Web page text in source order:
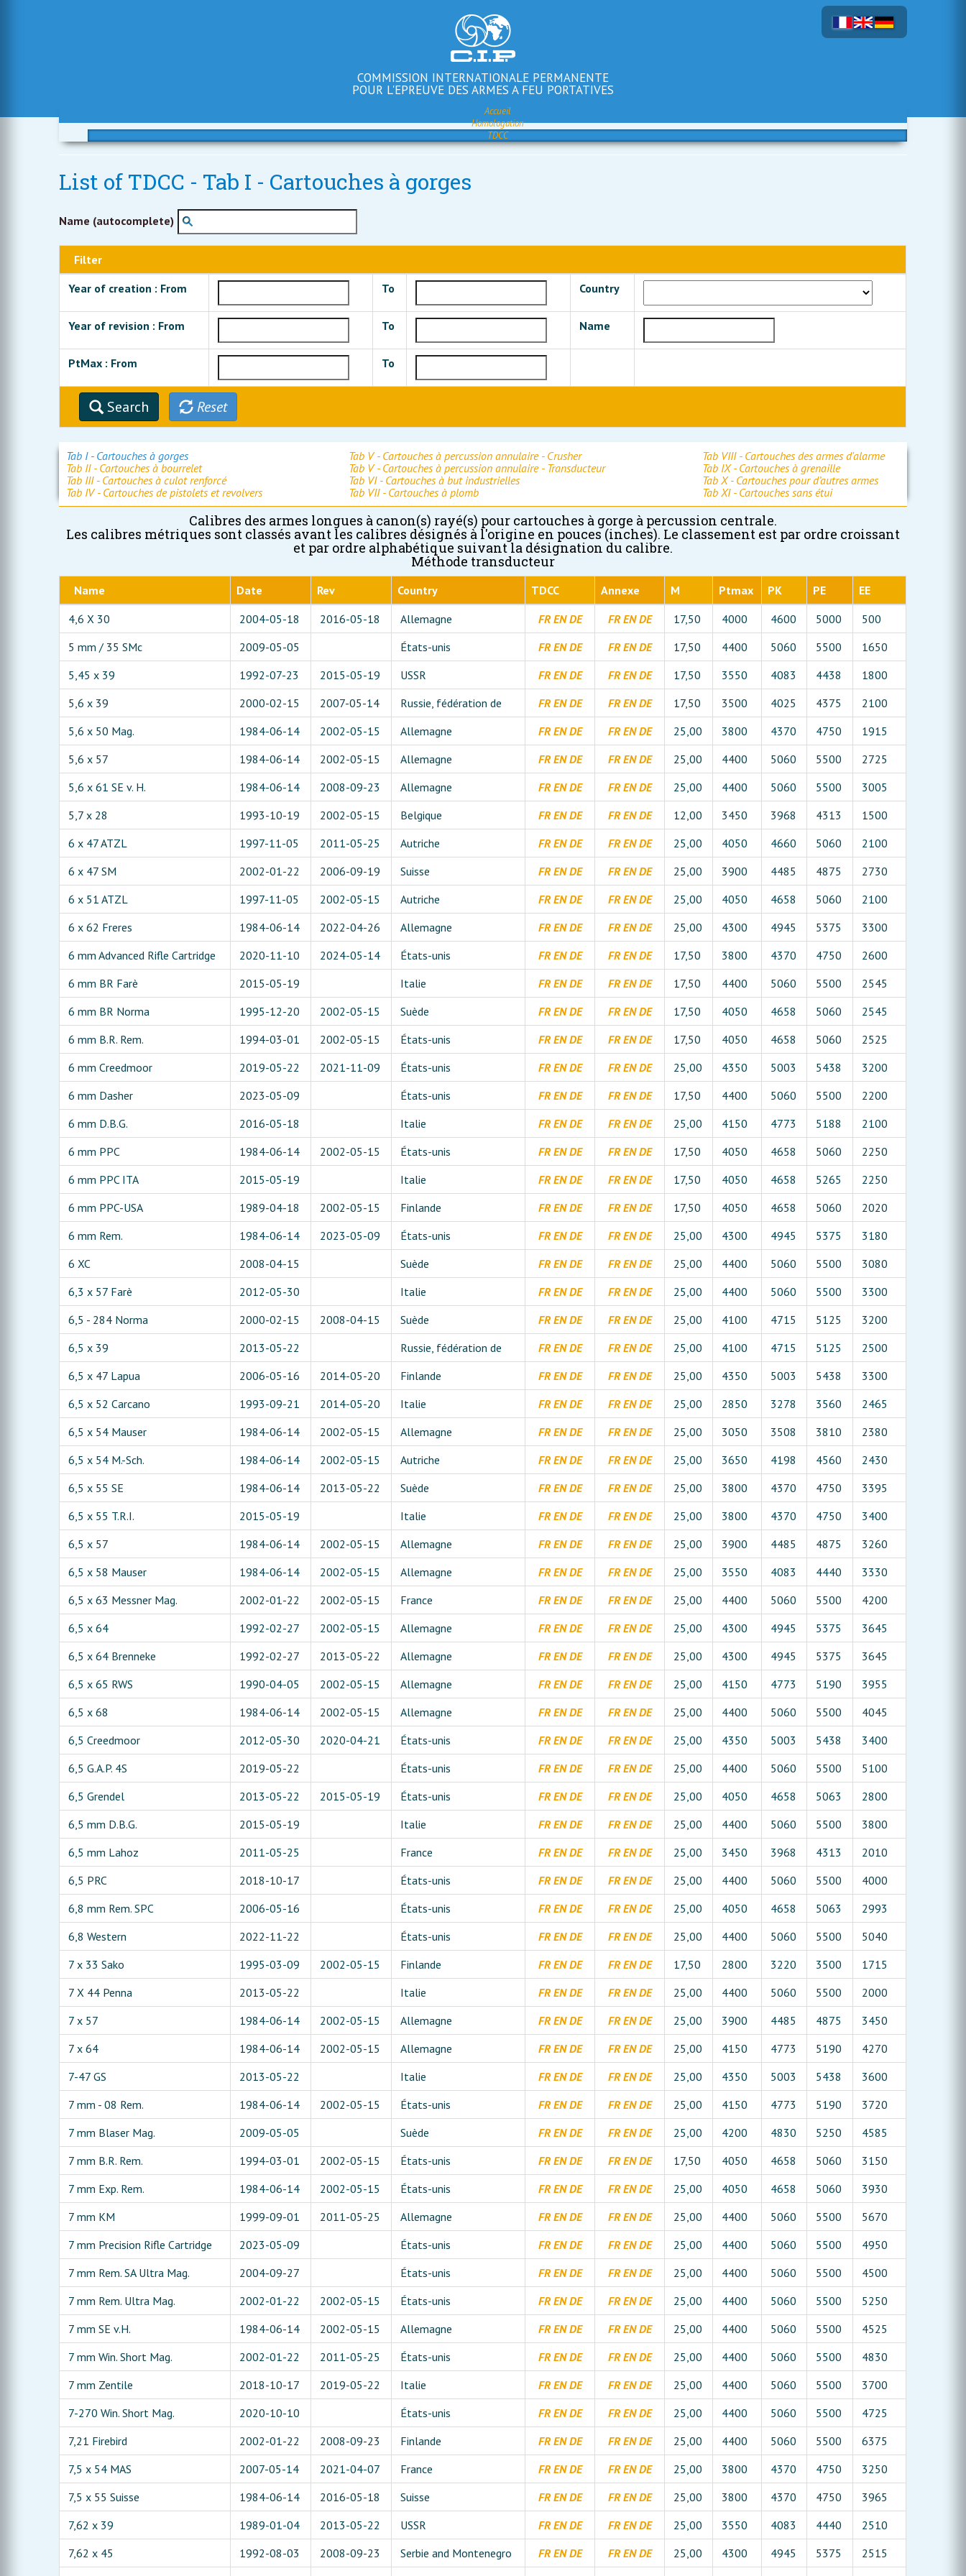
COMMISSION INTERNATIONALE PERMANENTE
POUR L'EPREUVE DES ARMES A FEU PORTATIVES
Accueil
Homologation
TDCC
List of TDCC - Tab I - Cartouches à gorges
Name (autocomplete)
Filter
Year of creation : From
To Country
Year of revision : From To Name
PtMax : From To
Search Reset
Tab I - Cartouches à gorges
Tab II - Cartouches à bourrelet
Tab III - Cartouches à culot renforcé
Tab IV - Cartouches de pistolets et revolvers
Tab V - Cartouches à percussion annulaire - Crusher
Tab V - Cartouches à percussion annulaire - Transducteur
Tab VI - Cartouches à but industrielles
Tab VII - Cartouches à plomb
Tab VIII - Cartouches des armes d'alarme
Tab IX - Cartouches à grenaille
Tab X - Cartouches pour d’autres armes
Tab XI - Cartouches sans étui
Calibres des armes longues à canon(s) rayé(s) pour cartouches à gorge à percussion centrale.
Les calibres métriques sont classés avant les calibres désignés à l'origine en pouces (inches). Le classement est par ordre croissant
et par ordre alphabétique suivant la désignation du calibre.
Méthode transducteur
Name Date Rev Country TDCC Annexe M Ptmax PK PE
EE
4,6 X 30
2004-05-18 2016-05-18 Allemagne FR EN DE FR EN DE 17,50 4000 4600 5000
500
5 mm / 35 SMc
2009-05-05 États-unis FR EN DE FR EN DE 17,50 4400 5060 5500
1650
5,45 x 39
1992-07-23 2015-05-19 USSR FR EN DE FR EN DE 17,50 3550 4083 4438
1800
5,6 x 39
2000-02-15 2007-05-14 Russie, fédération de FR EN DE FR EN DE 17,50 3500 4025 4375
2100
5,6 x 50 Mag.
1984-06-14 2002-05-15 Allemagne FR EN DE FR EN DE 25,00 3800 4370 4750
1915
5,6 x 57
1984-06-14 2002-05-15 Allemagne FR EN DE FR EN DE 25,00 4400 5060 5500
2725
5,6 x 61 SE v. H.
1984-06-14 2008-09-23 Allemagne FR EN DE FR EN DE 25,00 4400 5060 5500
3005
5,7 x 28
1993-10-19 2002-05-15 Belgique FR EN DE FR EN DE 12,00 3450 3968 4313
1500
6 x 47 ATZL
1997-11-05 2011-05-25 Autriche FR EN DE FR EN DE 25,00 4050 4660 5060
2100
6 x 47 SM
2002-01-22 2006-09-19 Suisse FR EN DE FR EN DE 25,00 3900 4485 4875
2730
6 x 51 ATZL
1997-11-05 2002-05-15 Autriche FR EN DE FR EN DE 25,00 4050 4658 5060
2100
6 x 62 Freres
1984-06-14 2022-04-26 Allemagne FR EN DE FR EN DE 25,00 4300 4945 5375
3300
6 mm Advanced Rifle Cartridge
2020-11-10 2024-05-14 États-unis FR EN DE FR EN DE 17,50 3800 4370 4750
2600
6 mm BR Farè
2015-05-19 Italie FR EN DE FR EN DE 17,50 4400 5060 5500
2545
6 mm BR Norma
1995-12-20 2002-05-15 Suède FR EN DE FR EN DE 17,50 4050 4658 5060
2545
6 mm B.R. Rem.
1994-03-01 2002-05-15 États-unis FR EN DE FR EN DE 17,50 4050 4658 5060
2525
6 mm Creedmoor
2019-05-22 2021-11-09 États-unis FR EN DE FR EN DE 25,00 4350 5003 5438
3200
6 mm Dasher
2023-05-09 États-unis FR EN DE FR EN DE 17,50 4400 5060 5500
2200
6 mm D.B.G.
2016-05-18 Italie FR EN DE FR EN DE 25,00 4150 4773 5188
2100
6 mm PPC
1984-06-14 2002-05-15 États-unis FR EN DE FR EN DE 17,50 4050 4658 5060
2250
6 mm PPC ITA
2015-05-19 Italie FR EN DE FR EN DE 17,50 4050 4658 5265
2250
6 mm PPC-USA
1989-04-18 2002-05-15 Finlande FR EN DE FR EN DE 17,50 4050 4658 5060
2020
6 mm Rem.
1984-06-14 2023-05-09 États-unis FR EN DE FR EN DE 25,00 4300 4945 5375
3180
6 XC
2008-04-15 Suède FR EN DE FR EN DE 25,00 4400 5060 5500
3080
6,3 x 57 Farè
2012-05-30 Italie FR EN DE FR EN DE 25,00 4400 5060 5500
3300
6,5 - 284 Norma
2000-02-15 2008-04-15 Suède FR EN DE FR EN DE 25,00 4100 4715 5125
3200
6,5 x 39
2013-05-22 Russie, fédération de FR EN DE FR EN DE 25,00 4100 4715 5125
2500
6,5 x 47 Lapua
2006-05-16 2014-05-20 Finlande FR EN DE FR EN DE 25,00 4350 5003 5438
3300
6,5 x 52 Carcano
1993-09-21 2014-05-20 Italie FR EN DE FR EN DE 25,00 2850 3278 3560
2465
6,5 x 54 Mauser
1984-06-14 2002-05-15 Allemagne FR EN DE FR EN DE 25,00 3050 3508 3810
2380
6,5 x 54 M.-Sch.
1984-06-14 2002-05-15 Autriche FR EN DE FR EN DE 25,00 3650 4198 4560
2430
6,5 x 55 SE
1984-06-14 2013-05-22 Suède FR EN DE FR EN DE 25,00 3800 4370 4750
3395
6,5 x 55 T.R.I.
2015-05-19 Italie FR EN DE FR EN DE 25,00 3800 4370 4750
3400
6,5 x 57
1984-06-14 2002-05-15 Allemagne FR EN DE FR EN DE 25,00 3900 4485 4875
3260
6,5 x 58 Mauser
1984-06-14 2002-05-15 Allemagne FR EN DE FR EN DE 25,00 3550 4083 4440
3330
6,5 x 63 Messner Mag.
2002-01-22 2002-05-15 France FR EN DE FR EN DE 25,00 4400 5060 5500
4200
6,5 x 64
1992-02-27 2002-05-15 Allemagne FR EN DE FR EN DE 25,00 4300 4945 5375
3645
6,5 x 64 Brenneke
1992-02-27 2013-05-22 Allemagne FR EN DE FR EN DE 25,00 4300 4945 5375
3645
6,5 x 65 RWS
1990-04-05 2002-05-15 Allemagne FR EN DE FR EN DE 25,00 4150 4773 5190
3955
6,5 x 68
1984-06-14 2002-05-15 Allemagne FR EN DE FR EN DE 25,00 4400 5060 5500
4045
6,5 Creedmoor
2012-05-30 2020-04-21 États-unis FR EN DE FR EN DE 25,00 4350 5003 5438
3400
6,5 G.A.P. 4S
2019-05-22 États-unis FR EN DE FR EN DE 25,00 4400 5060 5500
5100
6,5 Grendel
2013-05-22 2015-05-19 États-unis FR EN DE FR EN DE 25,00 4050 4658 5063
2800
6,5 mm D.B.G.
2015-05-19 Italie FR EN DE FR EN DE 25,00 4400 5060 5500
3800
6,5 mm Lahoz
2011-05-25 France FR EN DE FR EN DE 25,00 3450 3968 4313
2010
6,5 PRC
2018-10-17 États-unis FR EN DE FR EN DE 25,00 4400 5060 5500
4000
6,8 mm Rem. SPC
2006-05-16 États-unis FR EN DE FR EN DE 25,00 4050 4658 5063
2993
6,8 Western
2022-11-22 États-unis FR EN DE FR EN DE 25,00 4400 5060 5500
5040
7 x 33 Sako
1995-03-09 2002-05-15 Finlande FR EN DE FR EN DE 17,50 2800 3220 3500
1715
7 X 44 Penna
2013-05-22 Italie FR EN DE FR EN DE 25,00 4400 5060 5500
2000
7 x 57
1984-06-14 2002-05-15 Allemagne FR EN DE FR EN DE 25,00 3900 4485 4875
3450
7 x 64
1984-06-14 2002-05-15 Allemagne FR EN DE FR EN DE 25,00 4150 4773 5190
4270
7-47 GS
2013-05-22 Italie FR EN DE FR EN DE 25,00 4350 5003 5438
3600
7 mm - 08 Rem.
1984-06-14 2002-05-15 États-unis FR EN DE FR EN DE 25,00 4150 4773 5190
3720
7 mm Blaser Mag.
2009-05-05 Suède FR EN DE FR EN DE 25,00 4200 4830 5250
4585
7 mm B.R. Rem.
1994-03-01 2002-05-15 États-unis FR EN DE FR EN DE 17,50 4050 4658 5060
3150
7 mm Exp. Rem.
1984-06-14 2002-05-15 États-unis FR EN DE FR EN DE 25,00 4050 4658 5060
3930
7 mm KM
1999-09-01 2011-05-25 Allemagne FR EN DE FR EN DE 25,00 4400 5060 5500
5670
7 mm Precision Rifle Cartridge
2023-05-09 États-unis FR EN DE FR EN DE 25,00 4400 5060 5500
4950
7 mm Rem. SA Ultra Mag.
2004-09-27 États-unis FR EN DE FR EN DE 25,00 4400 5060 5500
4500
7 mm Rem. Ultra Mag.
2002-01-22 2002-05-15 États-unis FR EN DE FR EN DE 25,00 4400 5060 5500
5250
7 mm SE v.H.
1984-06-14 2002-05-15 Allemagne FR EN DE FR EN DE 25,00 4400 5060 5500
4525
7 mm Win. Short Mag.
2002-01-22 2011-05-25 États-unis FR EN DE FR EN DE 25,00 4400 5060 5500
4830
7 mm Zentile
2018-10-17 2019-05-22 Italie FR EN DE FR EN DE 25,00 4400 5060 5500
3700
7-270 Win. Short Mag.
2020-10-10 États-unis FR EN DE FR EN DE 25,00 4400 5060 5500
4725
7,21 Firebird
2002-01-22 2008-09-23 Finlande FR EN DE FR EN DE 25,00 4400 5060 5500
6375
7,5 x 54 MAS
2007-05-14 2021-04-07 France FR EN DE FR EN DE 25,00 3800 4370 4750
3250
7,5 x 55 Suisse
1984-06-14 2016-05-18 Suisse FR EN DE FR EN DE 25,00 3800 4370 4750
3965
7,62 x 39
1989-01-04 2013-05-22 USSR FR EN DE FR EN DE 25,00 3550 4083 4440
2510
7,62 x 45
1992-08-03 2008-09-23 Serbie and Montenegro FR EN DE FR EN DE 25,00 4300 4945 5375
2515